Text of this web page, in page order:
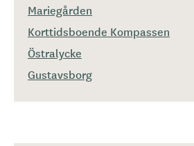
Mariegården
Korttidsboende Kompassen
Östralycke
Gustavsborg